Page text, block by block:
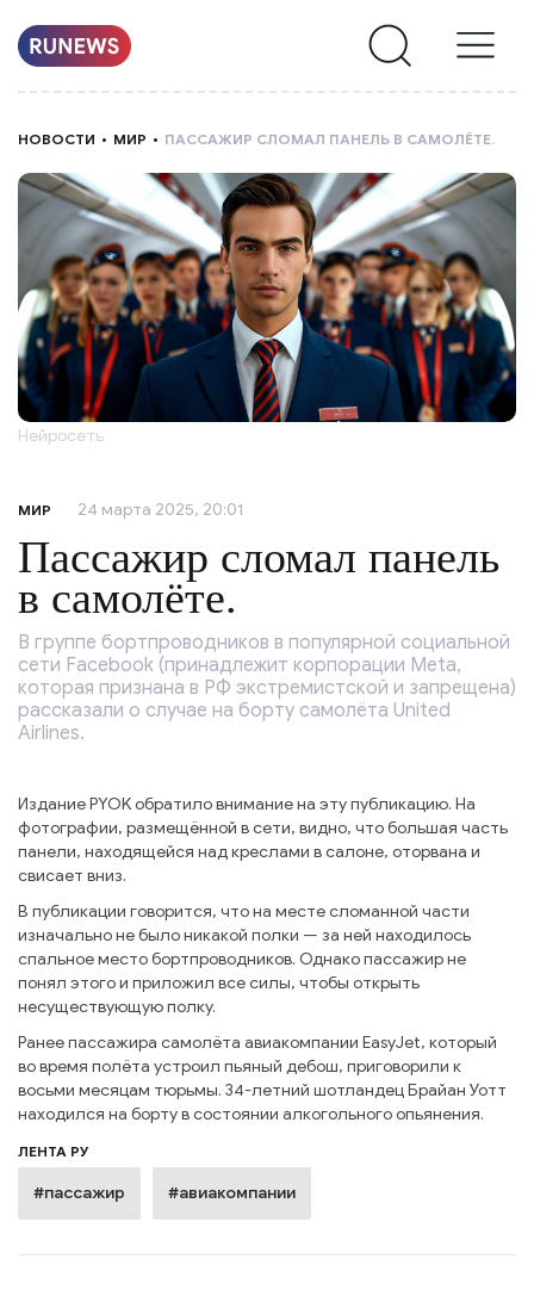
РУБРИКИ
НАС
НОВОСТИ МИР ПАССАЖИР СЛОМАЛ ПАНЕЛЬ В САМОЛЁТЕ.
Нейросеть
МИР 24 марта 2025, 20:01
Пассажир сломал панель
в самолёте.
В группе бортпроводников в популярной социальной
сети Facebook (принадлежит корпорации Meta,
которая признана в РФ экстремистской и запрещена)
рассказали о случае на борту самолёта United
Airlines.
Издание PYOK обратило внимание на эту публикацию. На
фотографии, размещённой в сети, видно, что большая часть
панели, находящейся над креслами в салоне, оторвана и
свисает вниз.
В публикации говорится, что на месте сломанной части
изначально не было никакой полки — за ней находилось
спальное место бортпроводников. Однако пассажир не
понял этого и приложил все силы, чтобы открыть
несуществующую полку.
Ранее пассажира самолёта авиакомпании EasyJet, который
во время полёта устроил пьяный дебош, приговорили к
восьми месяцам тюрьмы. 34-летний шотландец Брайан Уотт
находился на борту в состоянии алкогольного опьянения.
ЛЕНТА РУ
#пассажир #авиакомпании